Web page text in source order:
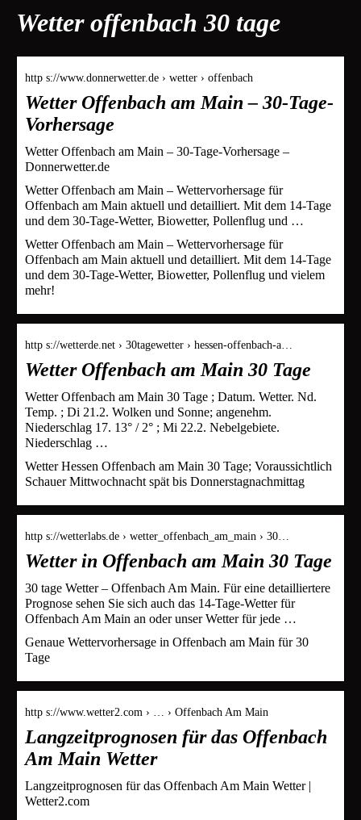
Wetter offenbach 30 tage
http s://www.donnerwetter.de › wetter › offenbach
Wetter Offenbach am Main – 30-Tage-
Vorhersage
Wetter Offenbach am Main – 30-Tage-Vorhersage –
Donnerwetter.de
Wetter Offenbach am Main – Wettervorhersage für
Offenbach am Main aktuell und detailliert. Mit dem 14-Tage
und dem 30-Tage-Wetter, Biowetter, Pollenflug und …
Wetter Offenbach am Main – Wettervorhersage für
Offenbach am Main aktuell und detailliert. Mit dem 14-Tage
und dem 30-Tage-Wetter, Biowetter, Pollenflug und vielem
mehr!
http s://wetterde.net › 30tagewetter › hessen-offenbach-a…
Wetter Offenbach am Main 30 Tage
Wetter Offenbach am Main 30 Tage ; Datum. Wetter. Nd.
Temp. ; Di 21.2. Wolken und Sonne; angenehm.
Niederschlag 17. 13° / 2° ; Mi 22.2. Nebelgebiete.
Niederschlag …
Wetter Hessen Offenbach am Main 30 Tage; Voraussichtlich
Schauer Mittwochnacht spät bis Donnerstagnachmittag
http s://wetterlabs.de › wetter_offenbach_am_main › 30…
Wetter in Offenbach am Main 30 Tage
30 tage Wetter – Offenbach Am Main. Für eine detailliertere
Prognose sehen Sie sich auch das 14-Tage-Wetter für
Offenbach Am Main an oder unser Wetter für jede …
Genaue Wettervorhersage in Offenbach am Main für 30
Tage
http s://www.wetter2.com › … › Offenbach Am Main
Langzeitprognosen für das Offenbach
Am Main Wetter
Langzeitprognosen für das Offenbach Am Main Wetter |
Wetter2.com